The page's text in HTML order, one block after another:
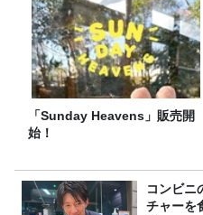
「Sunday Heavens」販売開
始！
コンビニ
チャーを